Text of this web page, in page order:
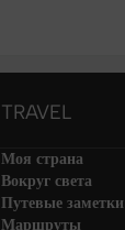
TRAVEL
Моя страна
Вокруг света
Путевые заметки
Маршруты